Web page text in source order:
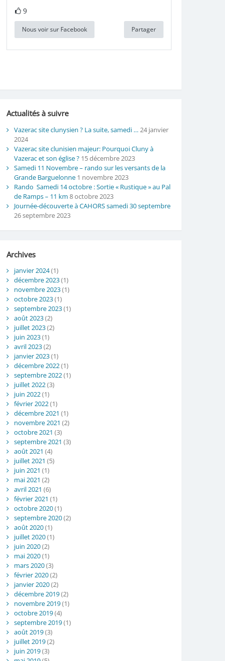
9
Nous voir sur Facebook Partager
Actualités à suivre
Vazerac site clunysien ? La suite, samedi … 24 janvier
2024
Vazerac site clunisien majeur: Pourquoi Cluny à
Vazerac et son église ? 15 décembre 2023
Samedi 11 Novembre – rando sur les versants de la
Grande Barguelonne 1 novembre 2023
Rando Samedi 14 octobre : Sortie « Rustique » au Pal
de Ramps – 11 km 8 octobre 2023
Journée-découverte à CAHORS samedi 30 septembre
26 septembre 2023
Archives
janvier 2024(1)
décembre 2023(1)
novembre 2023(1)
octobre 2023(1)
septembre 2023(1)
août 2023(2)
juillet 2023(2)
juin 2023(1)
avril 2023(2)
janvier 2023(1)
décembre 2022(1)
septembre 2022(1)
juillet 2022(3)
juin 2022(1)
février 2022(1)
décembre 2021 (1)
novembre 2021 (2)
octobre 2021 (3)
septembre 2021 (3)
août 2021 (4)
juillet 2021 (5)
juin 2021 (1)
mai 2021 (2)
avril 2021 (6)
février 2021 (1)
octobre 2020(1)
septembre 2020(2)
août 2020(1)
juillet 2020(1)
juin 2020(2)
mai 2020(1)
mars 2020(3)
février 2020(2)
janvier 2020(2)
décembre 2019(2)
novembre 2019(1)
octobre 2019(4)
septembre 2019(1)
août 2019(3)
juillet 2019(2)
juin 2019(3)